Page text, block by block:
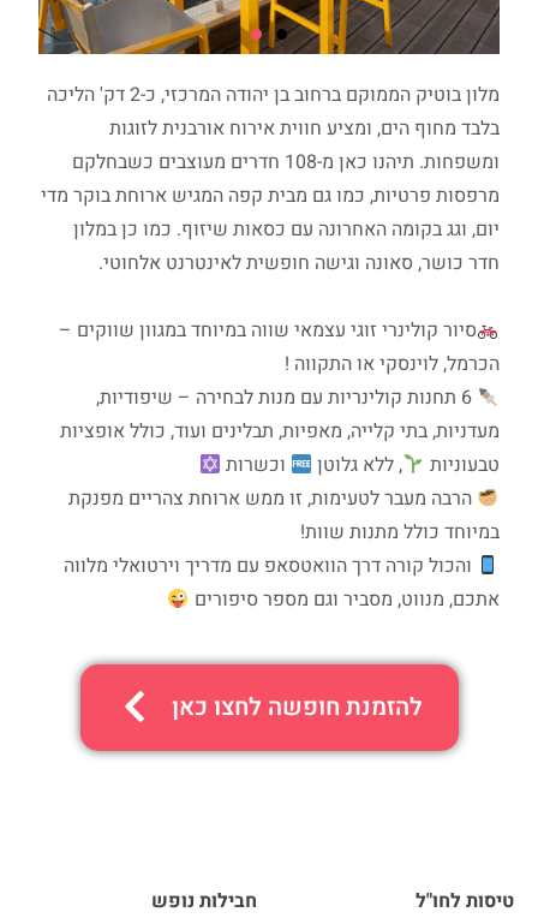
מלון בוטיק הממוקם ברחוב בן יהודה המרכזי, כ-2 דק' הליכה
בלבד מחוף הים, ומציע חווית אירוח אורבנית לזוגות
ומשפחות. תיהנו כאן מ-108 חדרים מעוצבים כשבחלקם
מרפסות פרטיות, כמו גם מבית קפה המגיש ארוחת בוקר מדי
יום, וגג בקומה האחרונה עם כסאות שיזוף. כמו כן במלון
חדר כושר, סאונה וגישה חופשית לאינטרנט אלחוטי.
סיור קולינרי זוגי עצמאי שווה במיוחד במגוון שווקים –
הכרמל, לוינסקי או התקווה !
6 תחנות קולינריות עם מנות לבחירה – שיפודיות,
מעדניות, בתי קלייה, מאפיות, תבלינים ועוד, כולל אופציות
טבעוניות
, ללא גלוטן
וכשרות
הרבה מעבר לטעימות, זו ממש ארוחת צהריים מפנקת
במיוחד כולל מתנות שוות!
והכול קורה דרך הוואטסאפ עם מדריך וירטואלי מלווה
אתכם, מנווט, מסביר וגם מספר סיפורים
להזמנת חופשה לחצו כאן
טיסות לחו"ל חבילות נופש